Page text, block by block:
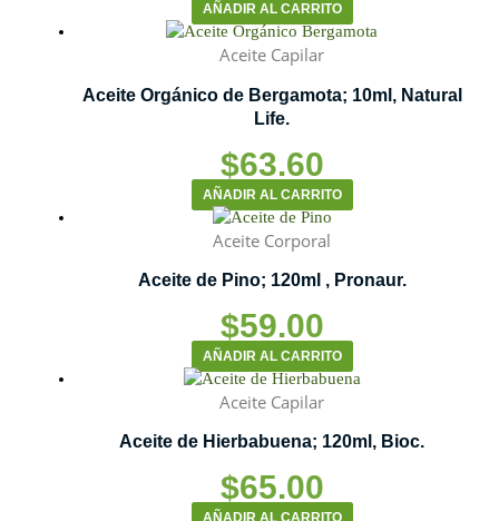
AÑADIR AL CARRITO
Aceite Capilar
Aceite Orgánico de Bergamota; 10ml, Natural
Life.
$63.60
AÑADIR AL CARRITO
Aceite Corporal
Aceite de Pino; 120ml , Pronaur.
$59.00
AÑADIR AL CARRITO
Aceite Capilar
Aceite de Hierbabuena; 120ml, Bioc.
$65.00
AÑADIR AL CARRITO